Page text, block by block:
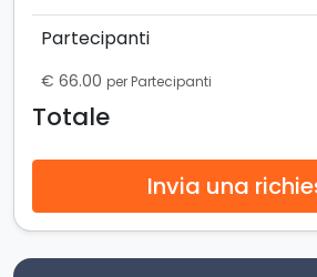
Partecipanti
€ 66.00 per Partecipanti
Totale
Invia una